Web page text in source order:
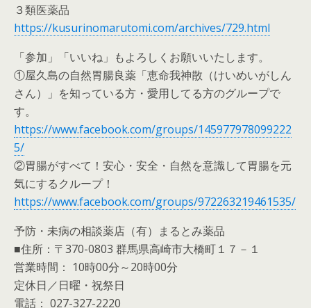
３類医薬品
https://kusurinomarutomi.com/archives/729.html
「参加」「いいね」もよろしくお願いいたします。
①屋久島の自然胃腸良薬「恵命我神散（けいめいがしん
さん）」を知っている方・愛用してる方のグループで
す。
https://www.facebook.com/groups/145977978099222
5/
②胃腸がすべて！安心・安全・自然を意識して胃腸を元
気にするクループ！
https://www.facebook.com/groups/972263219461535/
予防・未病の相談薬店（有）まるとみ薬品
■住所：〒370-0803 群馬県高崎市大橋町１７－１
営業時間： 10時00分～20時00分
定休日／日曜・祝祭日
電話： 027-327-2220